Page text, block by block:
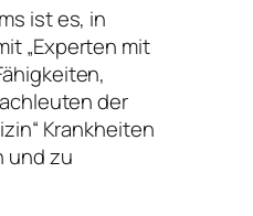
ist es, in
„Experten mit
der
Krankheiten
und zu